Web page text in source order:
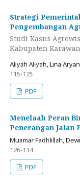
Strategi
Pengembangan
Studi Kasus
Kabupaten
Aliyah Aliyah, Lina
115-125
PDF
Menelaah Peran
Penerangan Jalan
Muamar Fadhlillah,
126-134
PDF